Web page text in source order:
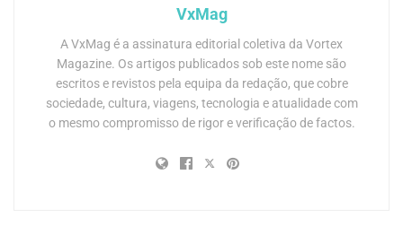
VxMag
A VxMag é a assinatura editorial coletiva da Vortex
Magazine. Os artigos publicados sob este nome são
escritos e revistos pela equipa da redação, que cobre
sociedade, cultura, viagens, tecnologia e atualidade com
o mesmo compromisso de rigor e verificação de factos.